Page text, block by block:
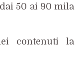
50 ai 90 mila
contenuti la